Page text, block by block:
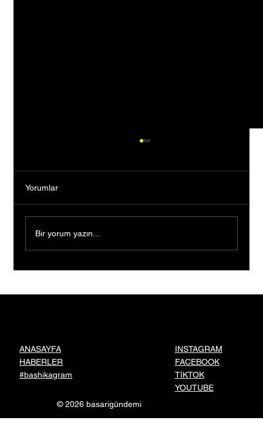
Yorumlar
Bir yorum yazın...
ANASAYFA
HABERLER
#bashikagram
INSTAGRAM
FACEBOOK
TİKTOK
YOUTUBE
© 2026 basarigündemi